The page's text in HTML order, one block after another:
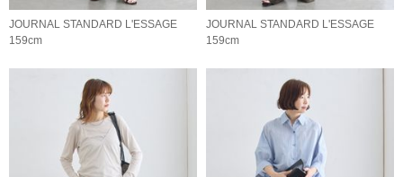
JOURNAL STANDARD L'ESSAGE
159cm
JOURNAL STANDARD L'ESSAGE
159cm